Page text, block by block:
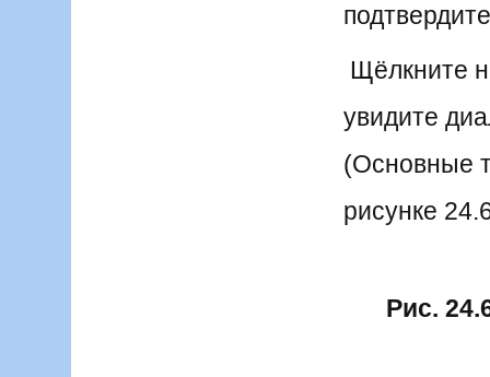
Щёлкните
увидите
(Основные
рисунке
Рис.